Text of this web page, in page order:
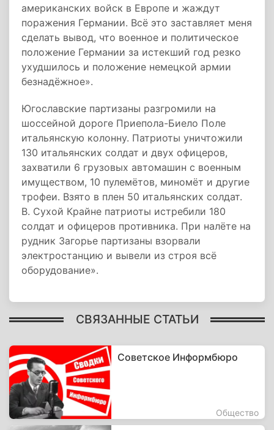
американских войск в Европе и жаждут
поражения Германии. Всё это заставляет меня
сделать вывод, что военное и политическое
положение Германии за истекший год резко
ухудшилось и положение немецкой армии
безнадёжное».
Югославские партизаны разгромили на
шоссейной дороге Приепола-Биело Поле
итальянскую колонну. Патриоты уничтожили
130 итальянских солдат и двух офицеров,
захватили 6 грузовых автомашин с военным
имуществом, 10 пулемётов, миномёт и другие
трофеи. Взято в плен 50 итальянских солдат.
В. Сухой Крайне патриоты истребили 180
солдат и офицеров противника. При налёте на
рудник Загорье партизаны взорвали
электростанцию и вывели из строя всё
оборудование».
СВЯЗАННЫЕ СТАТЬИ
Советское Информбюро
Общество